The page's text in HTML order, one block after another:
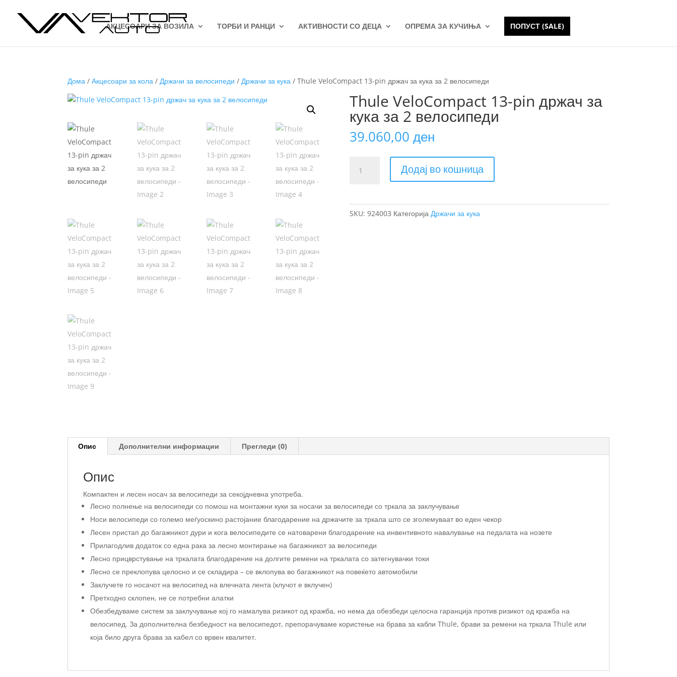
АКЦЕСОАРИ ЗА ВОЗИЛА ТОРБИ И РАНЦИ АКТИВНОСТИ СО ДЕЦА ОПРЕМА ЗА КУЧИЊА ПОПУСТ (SALE)
Дома /Акцесоари за кола /Држачи за велосипеди /Држачи за кука / Thule VeloCompact 13-pin држач за кука за 2 велосипеди
Thule VeloCompact 13-pin држач за
кука за 2 велосипеди
39.060,00 ден
VeloCompact
Додај во кошница
SKU: 924003 Категорија Држачи за кука
Опис Дополнителни информации Прегледи (0)
Опис
Компактен и лесен носач за велосипеди за секојдневна употреба.
Лесно полнење на велосипеди со помош на монтажни куки за носачи за велосипеди со тркала за заклучување
Носи велосипеди со големо меѓуоскино растојание благодарение на држачите за тркала што се зголемуваат во еден чекор
Лесен пристап до багажникот дури и кога велосипедите се натоварени благодарение на инвентивното навалување на педалата на нозете
Прилагодлив додаток со една рака за лесно монтирање на багажникот за велосипеди
Лесно прицврстување на тркалата благодарение на долгите ремени на тркалата со затегнувачки токи
Лесно се преклопува целосно и се складира – се вклопува во багажникот на повеќето автомобили
Заклучете го носачот на велосипед на влечната лента (клучот е вклучен)
Претходно склопен, не се потребни алатки
Обезбедуваме систем за заклучување кој го намалува ризикот од кражба, но нема да обезбеди целосна гаранција против ризикот од кражба на
велосипед. За дополнителна безбедност на велосипедот, препорачуваме користење на брава за кабли Thule, брави за ремени на тркала Thule или
која било друга брава за кабел со врвен квалитет.